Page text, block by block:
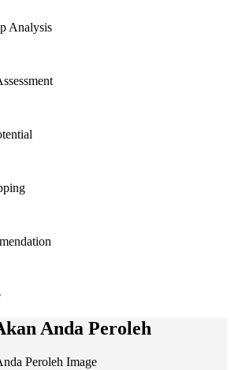
Analysis
Anda Peroleh